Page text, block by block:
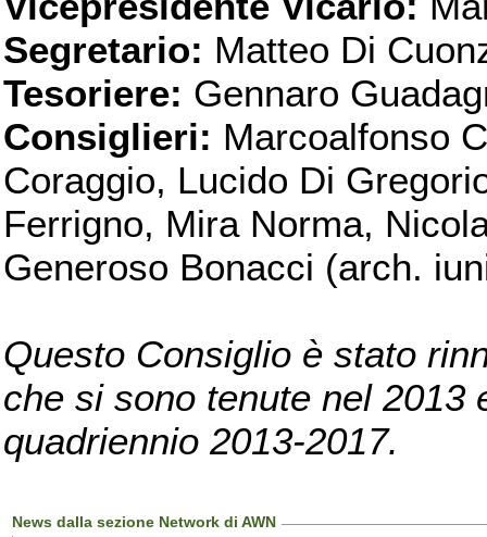
Segretario: Matteo Di
Tesoriere: Gennaro
Consiglieri: Marcoalfonso
Coraggio, Lucido Di
Ferrigno, Mira Norma,
Generoso Bonacci (arch.
Questo Consiglio è stato
che si sono tenute nel 2013
quadriennio 2013-2017.
News dalla sezione Network di AWN